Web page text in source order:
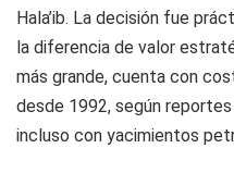
Hala’ib. La decisión fue
la diferencia de valor
más grande, cuenta con
desde 1992, según
incluso con yacimientos